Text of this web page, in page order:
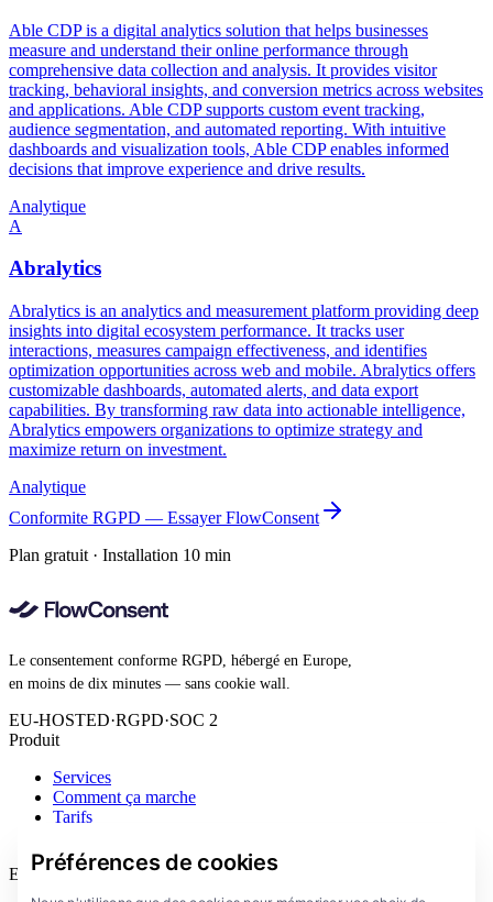
Able CDP is a digital analytics solution that helps businesses
measure and understand their online performance through
comprehensive data collection and analysis. It provides visitor
tracking, behavioral insights, and conversion metrics across websites
and applications. Able CDP supports custom event tracking,
audience segmentation, and automated reporting. With intuitive
dashboards and visualization tools, Able CDP enables informed
decisions that improve experience and drive results.
Analytique
A
Abralytics
Abralytics is an analytics and measurement platform providing deep
insights into digital ecosystem performance. It tracks user
interactions, measures campaign effectiveness, and identifies
optimization opportunities across web and mobile. Abralytics offers
customizable dashboards, automated alerts, and data export
capabilities. By transforming raw data into actionable intelligence,
Abralytics empowers organizations to optimize strategy and
maximize return on investment.
Analytique
Conformite RGPD — Essayer FlowConsent
Plan gratuit · Installation 10 min
Le consentement conforme RGPD, hébergé en Europe,
en moins de dix minutes — sans cookie wall.
EU-HOSTED·RGPD·SOC 2
Produit
Services
Comment ça marche
Tarifs
Entreprise
Préférences de cookies